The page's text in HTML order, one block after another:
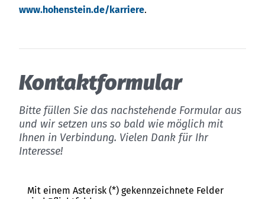
www.hohenstein.de/karriere.
Kon­takt­for­mu­lar
Bitte füllen Sie das nachstehende Formular aus
und wir setzen uns so bald wie möglich mit
Ihnen in Verbindung. Vielen Dank für Ihr
Interesse!